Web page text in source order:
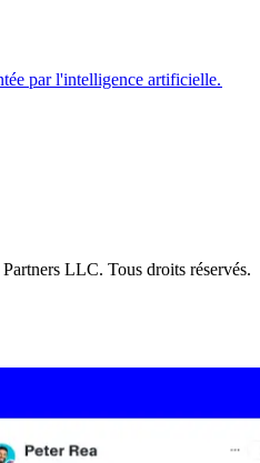
par l'intelligence artificielle.​​
LLC. Tous droits réservés.​​